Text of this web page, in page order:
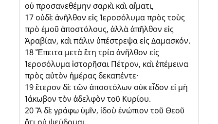
οὐ προσανεθέμην σαρκὶ καὶ αἵματι,
17 οὐδὲ ἀνῆλθον εἰς Ἱεροσόλυμα πρὸς τοὺς
πρὸ ἐμοῦ ἀποστόλους, ἀλλὰ ἀπῆλθον εἰς
Ἀραβίαν, καὶ πάλιν ὑπέστρεψα εἰς Δαμασκόν.
18 Ἔπειτα μετὰ ἔτη τρία ἀνῆλθον εἰς
Ἱεροσόλυμα ἱστορῆσαι Πέτρον, καὶ ἐπέμεινα
πρὸς αὐτὸν ἡμέρας δεκαπέντε·
19 ἕτερον δὲ τῶν ἀποστόλων οὐκ εἶδον εἰ μὴ
Ἰάκωβον τὸν ἀδελφὸν τοῦ Κυρίου.
20 Ἃ δὲ γράφω ὑμῖν, ἰδοὺ ἐνώπιον τοῦ Θεοῦ